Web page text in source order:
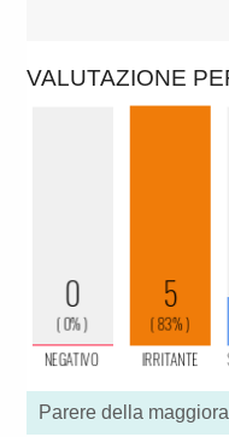
VALUTAZIONE
Parere della